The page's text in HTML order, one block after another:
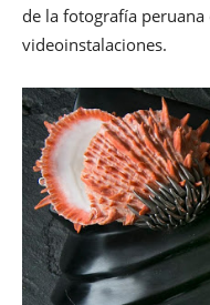
de la fotografía
videoinstalaciones.